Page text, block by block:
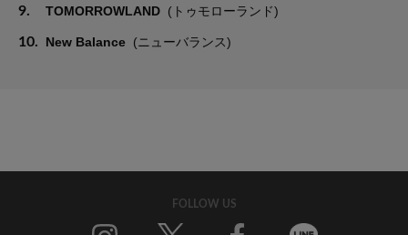
9. TOMORROWLAND (トゥモローランド)
10. New Balance (ニューバランス)
FOLLOW US